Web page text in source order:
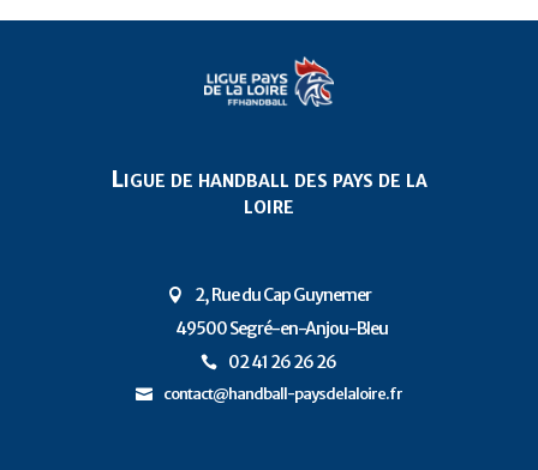
Ligue de handball des pays de la
loire
 2, Rue du Cap Guynemer
49500 Segré-en-Anjou-Bleu
 02 41 26 26 26
 contact@handball-paysdelaloire.fr